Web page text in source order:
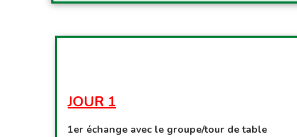
JOUR 1
1er échange avec le groupe/tour de table